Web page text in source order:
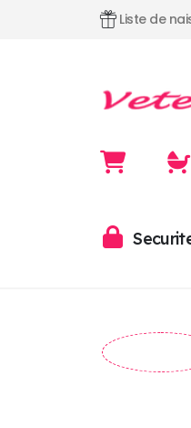
Liste de